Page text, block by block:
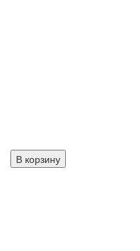
В корзину